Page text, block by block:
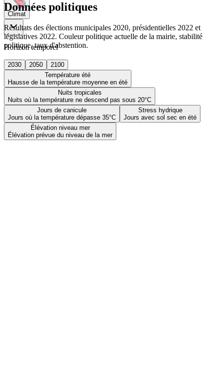
Climat
Horizon temporel
2030 2050
2100
Température été
Hausse de la température moyenne en été
Nuits tropicales
Nuits où la température ne descend pas sous 20°C
Jours de canicule
Jours où la température dépasse 35°C
Stress hydrique
Jours avec sol sec en été
Élévation niveau mer
Élévation prévue du niveau de la mer
Données politiques
Résultats des élections municipales 2020, présidentielles 2022 et
législatives 2022. Couleur politique actuelle de la mairie, stabilité
politique, taux d'abstention.